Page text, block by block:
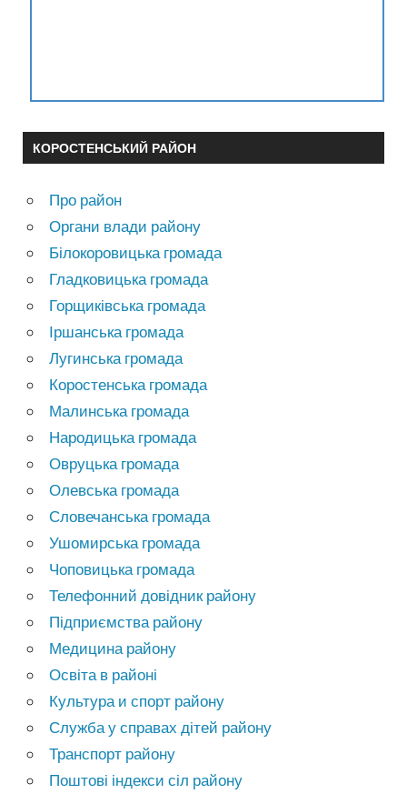
КОРОСТЕНСЬКИЙ РАЙОН
Про район
Органи влади району
Білокоровицька громада
Гладковицька громада
Горщиківська громада
Іршанська громада
Лугинська громада
Коростенська громада
Малинська громада
Народицька громада
Овруцька громада
Олевська громада
Словечанська громада
Ушомирська громада
Чоповицька громада
Телефонний довідник району
Підприємства району
Медицина району
Освіта в районі
Культура и спорт району
Служба у справах дітей району
Транспорт району
Поштові індекси сіл району